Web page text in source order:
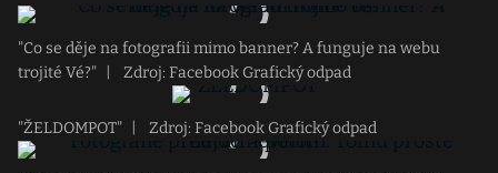
"Co se děje na fotografii mimo banner? A funguje na webu
trojité Vé?"
Zdroj: Facebook Grafický odpad
"ŽELDOMPOT" Zdroj: Facebook Grafický odpad